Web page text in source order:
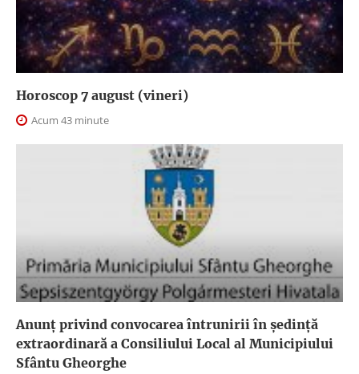
Horoscop 7 august (vineri)
Acum 43 minute
Anunţ privind convocarea întrunirii în şedinţă
extraordinară a Consiliului Local al Municipiului
Sfântu Gheorghe